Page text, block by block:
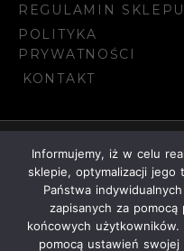
REGULAMIN SKLEPU
POLITYKA
PRYWATNOŚCI
KONTAKT
© 2023
Informujemy, iż w celu
sklepie, optymalizacji jego
Państwa
zapisanych za
końcowych
pomocą ustawień